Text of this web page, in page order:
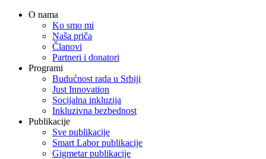
O nama
Ko smo mi
Naša priča
Članovi
Partneri i donatori
Programi
Budućnost rada u Srbiji
Just Innovation
Socijalna inkluzija
Inkluzivna bezbednost
Publikacije
Sve publikacije
Smart Labor publikacije
Gigmetar publikacije